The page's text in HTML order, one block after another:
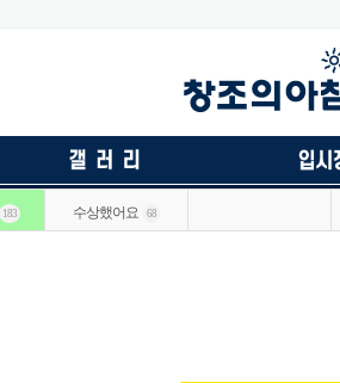
183 수상했어요 68